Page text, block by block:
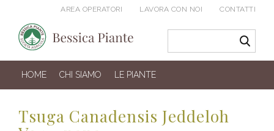
AREA OPERATORI LAVORA CON NOI CONTATTI
HOME CHI SIAMO LE PIANTE
Tsuga Canadensis Jeddeloh